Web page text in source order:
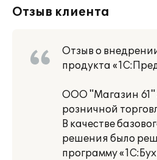
Отзыв клиента
Отзыв о
продукта
ООО "Магазин 61"
розничной
В качестве
решения было
программу